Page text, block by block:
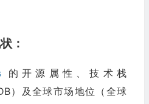
：
的开源属性、技术栈
）及全球市场地位（全球